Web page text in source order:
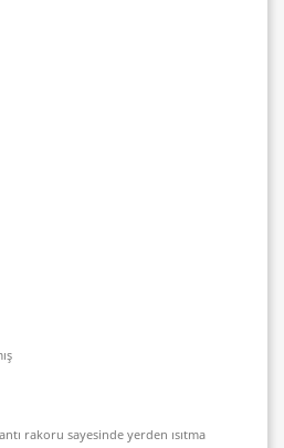
rakoru sayesinde yerden ısıtma